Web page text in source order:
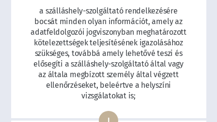
a szálláshely-szolgáltató rendelkezésére
bocsát minden olyan információt, amely az
adatfeldolgozói jogviszonyban meghatározott
kötelezettségek teljesítésének igazolásához
szükséges, továbbá amely lehetővé teszi és
elősegíti a szálláshely-szolgáltató által vagy
az általa megbízott személy által végzett
ellenőrzéseket, beleértve a helyszíni
vizsgálatokat is;